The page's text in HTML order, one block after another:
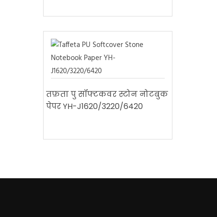
तफ़ता पु सॉफ्टकवर स्टोन नोटबुक
पेपर YH-J1620/3220/6420